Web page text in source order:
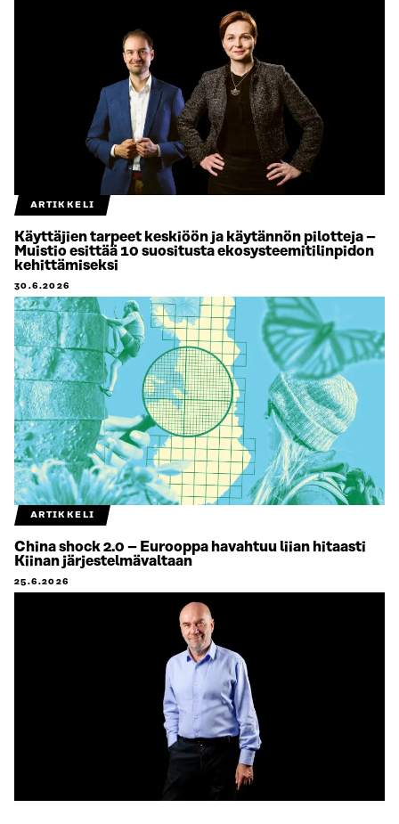
ARTIKKELI
Käyttäjien tarpeet keskiöön ja käytännön pilotteja –
Muistio esittää 10 suositusta ekosysteemitilinpidon
kehittämiseksi
30.6.2026
ARTIKKELI
China shock 2.0 – Eurooppa havahtuu liian hitaasti
Kiinan järjestelmävaltaan
25.6.2026